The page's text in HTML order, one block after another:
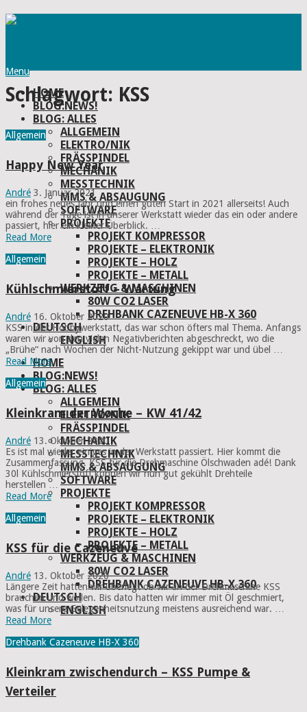
Menu
HOME
BLOG:NEWS!
BLOG: ALLES
ALLGEMEIN
ELEKTRO/NIK
FRÄSSPINDEL
MECHANIK
MESSTECHNIK
MMS & ABSAUGUNG
SOFTWARE
PROJEKTE
PROJEKT KOMPRESSOR
PROJEKTE – ELEKTRONIK
PROJEKTE – HOLZ
PROJEKTE – METALL
WERKZEUG & MASCHINEN
80W CO2 LASER
DREHBANK CAZENEUVE HB-X 360
DEUTSCH
ENGLISH
HOME
BLOG:NEWS!
BLOG: ALLES
ALLGEMEIN
ELEKTRO/NIK
FRÄSSPINDEL
MECHANIK
MESSTECHNIK
MMS & ABSAUGUNG
SOFTWARE
PROJEKTE
PROJEKT KOMPRESSOR
PROJEKTE – ELEKTRONIK
PROJEKTE – HOLZ
PROJEKTE – METALL
WERKZEUG & MASCHINEN
80W CO2 LASER
DREHBANK CAZENEUVE HB-X 360
DEUTSCH
ENGLISH
Schlagwort: KSS
Allgemein
Happy New Year
André 3. Januar 2021
ein frohes neues Jahr und einen guten Start in 2021 allerseits! Auch
während der Tage ist in unserer Werkstatt wieder das ein oder andere
passiert, hier ein kleiner Überblick. …
Read More
Allgemein
Kühlschmierstoff – Wartung
André 16. Oktober 2020
KSS in der Hobbywerkstatt, das war schon öfters mal Thema. Anfangs
waren wir von den vielen Negativberichten abgeschreckt, wo die
„Brühe“ nach Wochen der Nicht-Nutzung gekippt war und übel …
Read More
Allgemein
Kleinkram der Woche – KW 41/42
André 13. Oktober 2020
Es ist mal wieder einiges in der Werkstatt passiert. Hier kommt die
Zusammenfassung. KSS für die Drehmaschine Ölschwaden adé! Dank
30l Kühlschmierstoff können wir nun gut gekühlt Drehteile
herstellen …
Read More
Allgemein
KSS für die Cazeneuve
André 13. Oktober 2020
Längere Zeit hatten wir überlegt ob wir an der Drehmaschine KSS
brauchen und wollen. Bis dato hatten wir immer mit Öl geschmiert,
was für unsere Gelegenheitsnutzung meistens ausreichend war. …
Read More
Drehbank Cazeneuve HB-X 360
Kleinkram zwischendurch – KSS Pumpe &
Verteiler